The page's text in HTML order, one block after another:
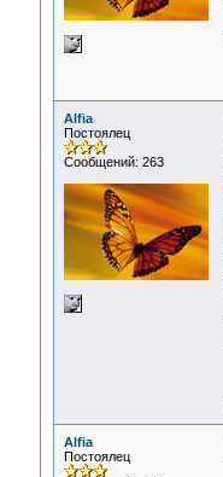
Alfia
Постоялец
Сообщений: 263
Alfia
Постоялец